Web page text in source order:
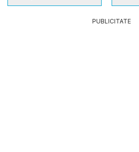
PUBLICITATE